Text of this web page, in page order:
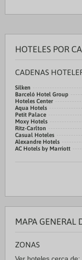
HOTELES POR
CADENAS
Silken
Barceló Hotel Group
Hoteles Center
Aqua Hotels
Petit Palace
Moxy Hotels
Ritz-Carlton
Casual Hoteles
Alexandre Hotels
AC Hotels by Marriott
MAPA GENERAL
ZONAS